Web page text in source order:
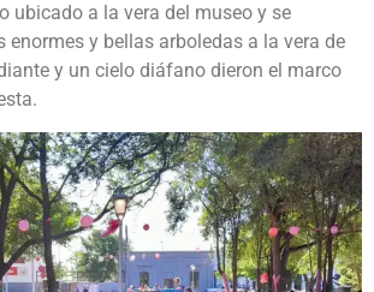
ubicado a la vera del museo y se
enormes y bellas arboledas a la vera de
y un cielo diáfano dieron el marco